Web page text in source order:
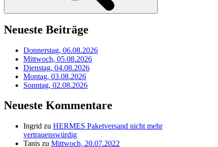
Neueste Beiträge
Donnerstag, 06.08.2026
Mittwoch, 05.08.2026
Dienstag, 04.08.2026
Montag, 03.08.2026
Sonntag, 02.08.2026
Neueste Kommentare
Ingrid zu HERMES Paketversand nicht mehr
vertrauenswürdig
Tanis zu Mittwoch, 20.07.2022